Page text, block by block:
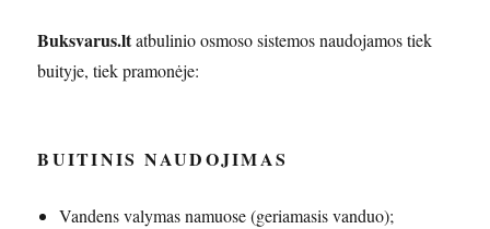
Buksvarus.ltatbulinio osmoso sistemos naudojamos tiek
buityje, tiek pramonėje:
BUITINIS NAUDOJIMAS
Vandens valymas namuose (geriamasis vanduo);